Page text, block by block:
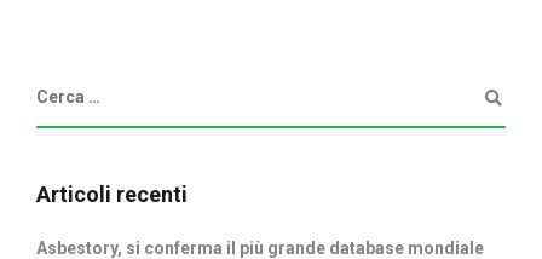
Articoli recenti
Asbestory, si conferma il più grande database mondiale